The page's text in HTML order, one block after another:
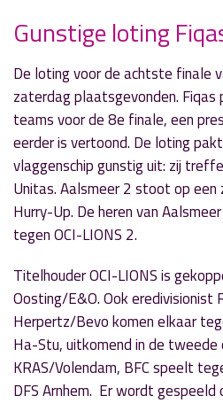
« Vorig nieuwsbericht
Sportuitslagen 20 en 21
20 januari 2018
Schermer Giacon verslaat
van de wereld
22 januari 2018
Gunstige loting
De loting voor de achtste finale
zaterdag plaatsgevonden.
teams voor de 8e finale, een
eerder is vertoond. De loting
vlaggenschip gunstig uit: zij
Unitas. Aalsmeer 2 stoot op
Hurry-Up. De heren van
tegen OCI-LIONS 2.
Titelhouder OCI-LIONS is
Oosting/E&O. Ook eredivisionist
Herpertz/Bevo komen elkaar
Ha-Stu, uitkomend in de
KRAS/Volendam, BFC speelt
DFS Arnhem. Er wordt